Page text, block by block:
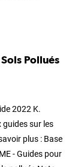
Pollués
2022 K.
guides sur les
plus : Base
- Guides pour